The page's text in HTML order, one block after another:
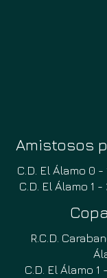
Amistosos
C.D. El Álamo 0 -
C.D. El Álamo 1
R.C.D.
C.D. El Álamo